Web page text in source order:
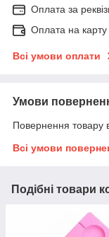
Оплата за
Оплата на карту
Всі умови оплати
Умови
Повернення товару
Всі умови
Подібні товари